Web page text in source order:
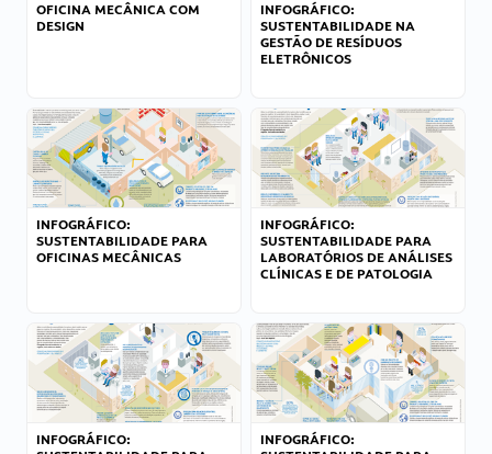
OFICINA MECÂNICA COM
DESIGN
INFOGRÁFICO:
SUSTENTABILIDADE NA
GESTÃO DE RESÍDUOS
ELETRÔNICOS
INFOGRÁFICO:
SUSTENTABILIDADE PARA
OFICINAS MECÂNICAS
INFOGRÁFICO:
SUSTENTABILIDADE PARA
LABORATÓRIOS DE ANÁLISES
CLÍNICAS E DE PATOLOGIA
INFOGRÁFICO:
INFOGRÁFICO: